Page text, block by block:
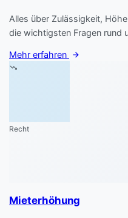
Alles über Zulässigkeit,
die wichtigsten Fragen rund
Mehr erfahren
Recht
Mieterhöhung